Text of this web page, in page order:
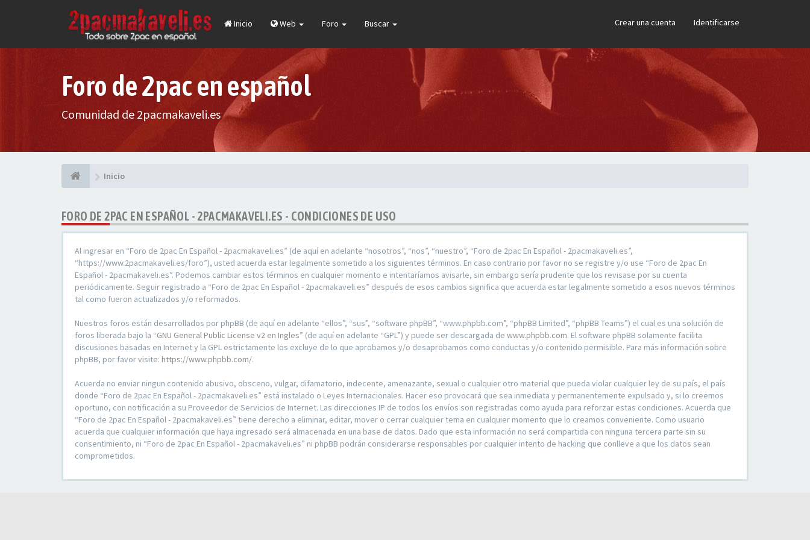
Inicio Web Foro Buscar Crear una cuenta Identificarse
Foro de 2pac en español
Comunidad de 2pacmakaveli.es
Inicio
FORO DE 2PAC EN ESPAÑOL - 2PACMAKAVELI.ES - CONDICIONES DE USO
Al ingresar en “Foro de 2pac En Español - 2pacmakaveli.es” (de aquí en adelante “nosotros”, “nos”, “nuestro”, “Foro de 2pac En Español - 2pacmakaveli.es”,
“https://www.2pacmakaveli.es/foro”), usted acuerda estar legalmente sometido a los siguientes términos. En caso contrario por favor no se registre y/o use “Foro de 2pac En
Español - 2pacmakaveli.es”. Podemos cambiar estos términos en cualquier momento e intentaríamos avisarle, sin embargo sería prudente que los revisase por su cuenta
periódicamente. Seguir registrado a “Foro de 2pac En Español - 2pacmakaveli.es” después de esos cambios significa que acuerda estar legalmente sometido a esos nuevos términos
tal como fueron actualizados y/o reformados.
Nuestros foros están desarrollados por phpBB (de aquí en adelante “ellos”, “sus”, “software phpBB”, “www.phpbb.com”, “phpBB Limited”, “phpBB Teams”) el cual es una solución de
foros liberada bajo la “GNU General Public License v2 en Ingles” (de aquí en adelante “GPL”) y puede ser descargada de www.phpbb.com. El software phpBB solamente facilita
discusiones basadas en Internet y la GPL estrictamente los excluye de lo que aprobamos y/o desaprobamos como conductas y/o contenido permisible. Para más información sobre
phpBB, por favor visite: https://www.phpbb.com/.
Acuerda no enviar ningun contenido abusivo, obsceno, vulgar, difamatorio, indecente, amenazante, sexual o cualquier otro material que pueda violar cualquier ley de su país, el país
donde “Foro de 2pac En Español - 2pacmakaveli.es” está instalado o Leyes Internacionales. Hacer eso provocará que sea inmediata y permanentemente expulsado y, si lo creemos
oportuno, con notificación a su Proveedor de Servicios de Internet. Las direcciones IP de todos los envíos son registradas como ayuda para reforzar estas condiciones. Acuerda que
“Foro de 2pac En Español - 2pacmakaveli.es” tiene derecho a eliminar, editar, mover o cerrar cualquier tema en cualquier momento que lo creamos conveniente. Como usuario
acuerda que cualquier información que haya ingresado será almacenada en una base de datos. Dado que esta información no será compartida con ninguna tercera parte sin su
consentimiento, ni “Foro de 2pac En Español - 2pacmakaveli.es” ni phpBB podrán considerarse responsables por cualquier intento de hacking que conlleve a que los datos sean
comprometidos.